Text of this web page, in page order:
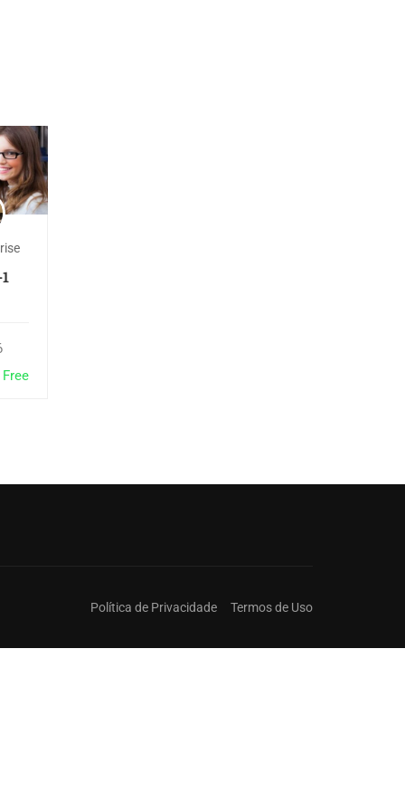
Free
Política de Privacidade Termos de Uso